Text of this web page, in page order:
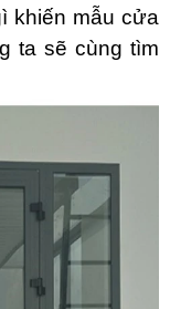
khiến mẫu cửa
ta sẽ cùng tìm